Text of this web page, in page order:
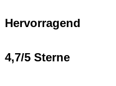
Hervorragend
4,7/5 Sterne